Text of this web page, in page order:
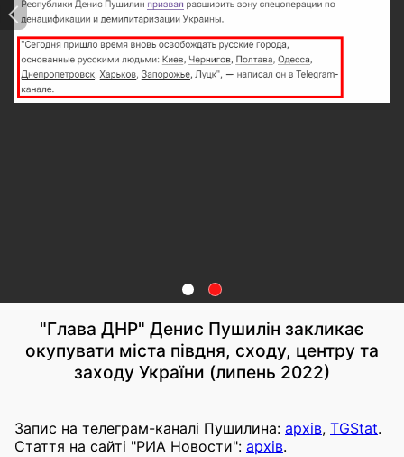
"Глава ДНР" Денис Пушилін закликає
окупувати міста півдня, сходу, центру та
заходу України (липень 2022)
Запис на телеграм-каналі Пушилина: архів, TGStat.
Стаття на сайті "РИА Новости": архів.